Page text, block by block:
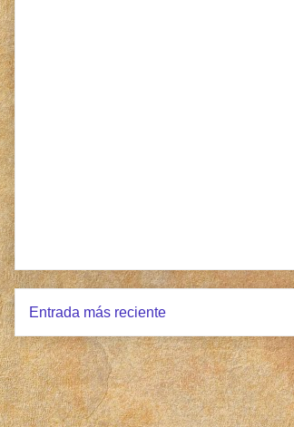
Entrada más reciente